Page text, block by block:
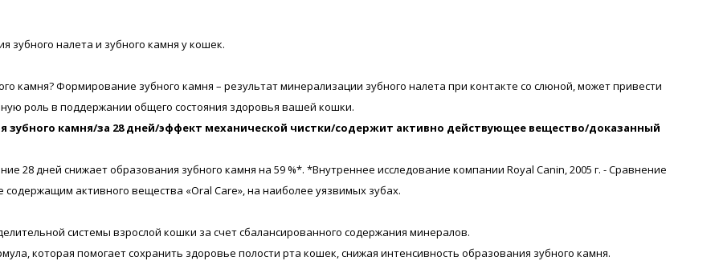
зубного налета и зубного камня у кошек.
камня? Формирование зубного камня – результат минерализации зубного налета при контакте со слюной, может привести
роль в поддержании общего состояния здоровья вашей кошки.
зубного камня/за 28 дней/эффект механической чистки/содержит активно действующее вещество/доказанный
28 дней снижает образования зубного камня на 59 %*. *Внутреннее исследование компании Royal Canin, 2005 г. - Сравнение
активного вещества «Oral Care», на наиболее уязвимых зубах.
системы взрослой кошки за счет сбалансированного содержания минералов.
которая помогает сохранить здоровье полости рта кошек, снижая интенсивность образования зубного камня.